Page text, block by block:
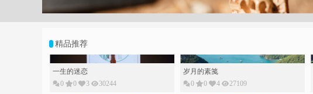
精品推荐
一生的迷恋
0
0 3 30244
岁月的素䇳
0
0 4 27109